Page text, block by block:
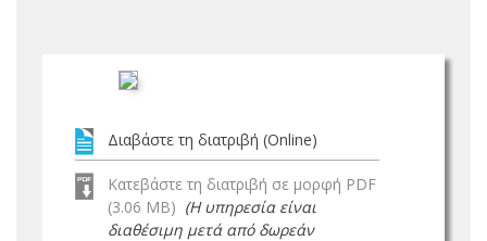
Διαβάστε τη διατριβή (Online)
Κατεβάστε τη διατριβή σε μορφή PDF
(3.06 MB) (Η υπηρεσία είναι
διαθέσιμη μετά από δωρεάν